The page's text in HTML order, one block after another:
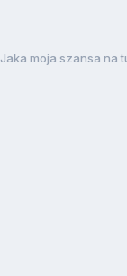
Jaka moja szansa na